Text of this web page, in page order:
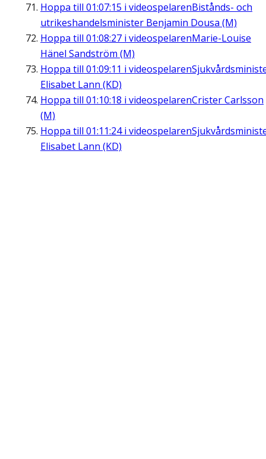
Hoppa till 01:07:15 i videospelarenBistånds- och
utrikeshandelsminister Benjamin Dousa (M)
Hoppa till 01:08:27 i videospelarenMarie-Louise
Hänel Sandström (M)
Hoppa till 01:09:11 i videospelaren
Elisabet Lann (KD)
Hoppa till 01:10:18 i videospelarenCrister Carlsson
(M)
Hoppa till 01:11:24i videospelaren
Elisabet Lann (KD)